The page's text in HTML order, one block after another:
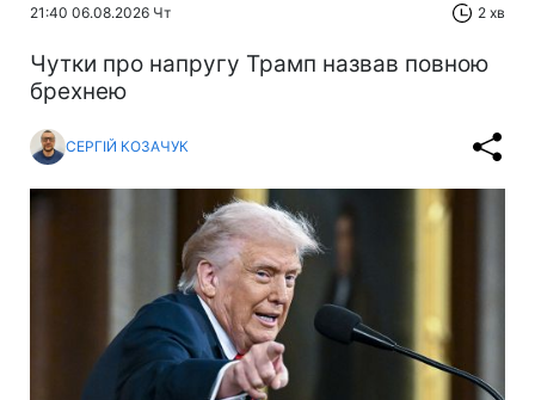
21:40 06.08.2026 Чт 2 хв
Чутки про напругу Трамп назвав повною
брехнею
СЕРГІЙ КОЗАЧУК